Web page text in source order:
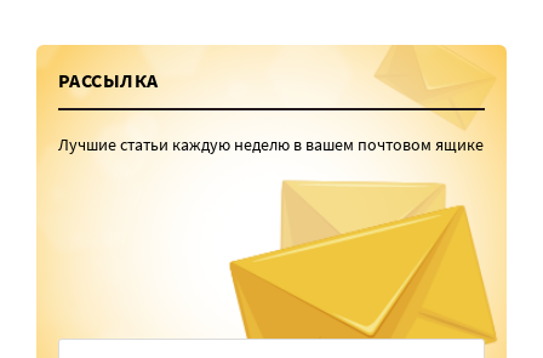
РАССЫЛКА
Лучшие статьи каждую неделю в вашем почтовом ящике